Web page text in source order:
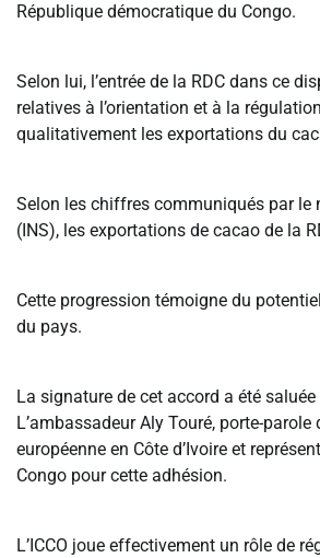
République démocratique du Congo.
Selon lui, l’entrée de la RDC dans ce
relatives à l’orientation et à la
qualitativement les exportations du
Selon les chiffres communiqués par le
(INS), les exportations de cacao de la
Cette progression témoigne du
du pays.
La signature de cet accord a été
L’ambassadeur Aly Touré, porte-parole
européenne en Côte d’Ivoire et
Congo pour cette adhésion.
L’ICCO joue effectivement un rôle de